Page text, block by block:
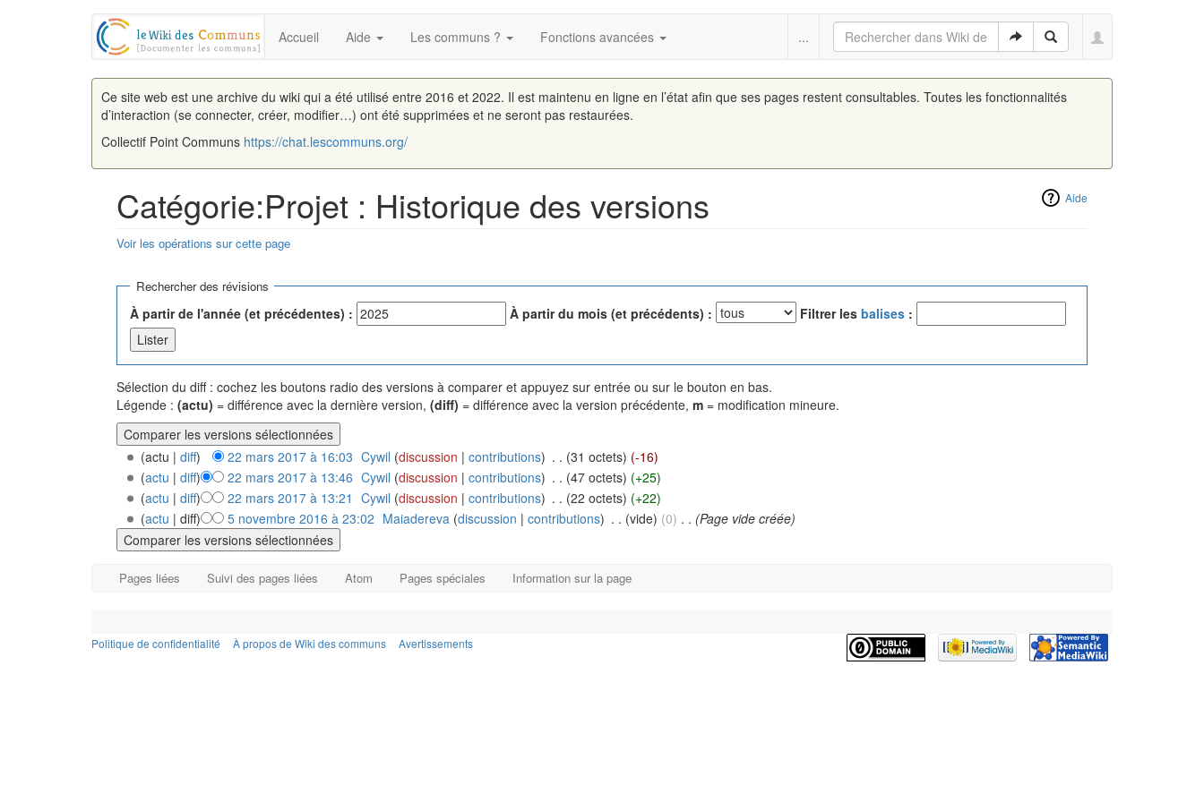
Accueil Aide Les communs ? Fonctions avancées ...
Ce site web est une archive du wiki qui a été utilisé entre 2016 et 2022. Il est maintenu en ligne en l’état afin que ses pages restent consultables. Toutes les fonctionnalités
d’interaction (se connecter, créer, modifier…) ont été supprimées et ne seront pas restaurées.
Collectif Point Communs https://chat.lescommuns.org/
Aide
Catégorie:Projet : Historique des versions
Voir les opérations sur cette page
Rechercher des révisions
À partir de l'année (et précédentes) : À partir du mois (et précédents) : Filtrer les balises :
Sélection du diff : cochez les boutons radio des versions à comparer et appuyez sur entrée ou sur le bouton en bas.
Légende : (actu) = différence avec la dernière version, (diff) = différence avec la version précédente, m = modification mineure.
(actu | diff) 22 mars 2017 à 16:03 Cywil (discussion |contributions) . . (31 octets) (-16)
(actu | diff) 22 mars 2017 à 13:46 Cywil (discussion |contributions) . . (47 octets) (+25)
(actu | diff) 22 mars 2017 à 13:21 Cywil (discussion |contributions) . . (22 octets) (+22)
(actu | diff) 5 novembre 2016 à 23:02 Maiadereva (discussion |contributions) . . (vide) (0) . . (Page vide créée)
Pages liées Suivi des pages liées Atom Pages spéciales Information sur la page
Politique de confidentialité À propos de Wiki des communs Avertissements